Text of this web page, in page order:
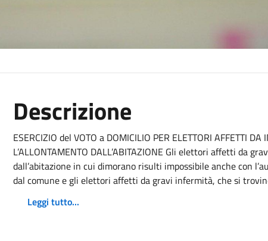
Descrizione
ESERCIZIO del VOTO a DOMICILIO PER ELETTORI AFFETTI
L’ALLONTAMENTO DALL’ABITAZIONE Gli elettori affetti da
dall’abitazione in cui dimorano risulti impossibile anche con
dal comune e gli elettori affetti da gravi infermità, che si
Leggi tutto...